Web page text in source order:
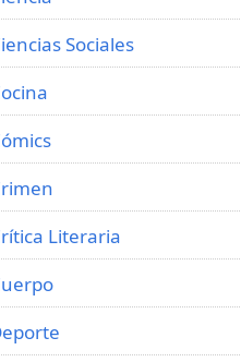
Sociales
Literaria